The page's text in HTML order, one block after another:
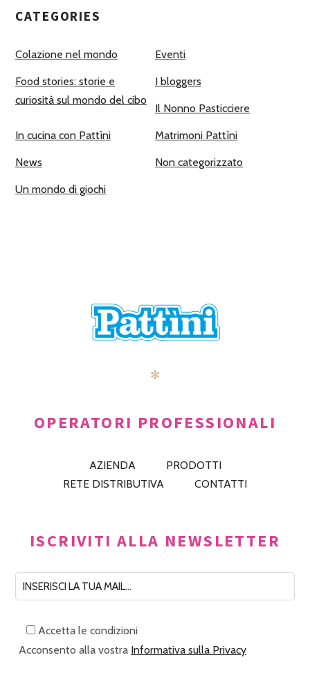
CATEGORIES
Colazione nel mondo Eventi
Food stories: storie e
curiosità sul mondo del cibo
I bloggers
Il Nonno Pasticciere
In cucina con Pattìni Matrimoni Pattìni
News Non categorizzato
Un mondo di giochi
✻
OPERATORI PROFESSIONALI
AZIENDA
PRODOTTI
RETE DISTRIBUTIVA
CONTATTI
ISCRIVITI ALLA NEWSLETTER
Accetta le condizioni
Acconsento alla vostra Informativa sulla Privacy